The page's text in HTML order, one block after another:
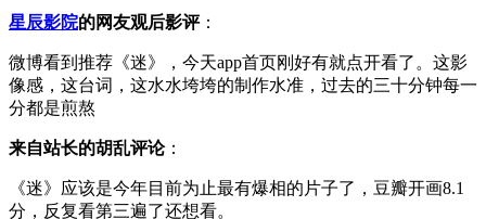
星辰影院的网友观后影评：
微博看到推荐《迷》，今天app首页刚好有就点开看了。这影
像感，这台词，这水水垮垮的制作水准，过去的三十分钟每一
分都是煎熬
来自站长的胡乱评论：
《迷》应该是今年目前为止最有爆相的片子了，豆瓣开画8.1
分，反复看第三遍了还想看。